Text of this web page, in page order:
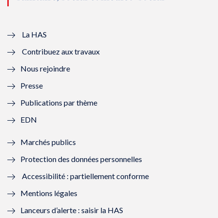
l
l
f
n
ê
t
r
e
e
n
ê
ê
t
ê
La HAS
Contribuez aux travaux
Nous rejoindre
Presse
Publications par thème
EDN
Marchés publics
Protection des données personnelles
Accessibilité : partiellement conforme
Mentions légales
Lanceurs d’alerte : saisir la HAS